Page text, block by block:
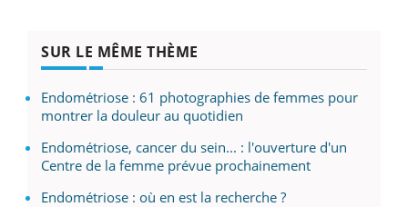
SUR LE MÊME THÈME
Endométriose : 61 photographies de femmes pour
montrer la douleur au quotidien
Endométriose, cancer du sein... : l'ouverture d'un
Centre de la femme prévue prochainement
Endométriose : où en est la recherche ?